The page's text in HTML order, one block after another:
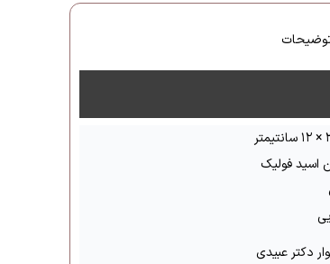
اسید فولیک
دکتر عبیدی